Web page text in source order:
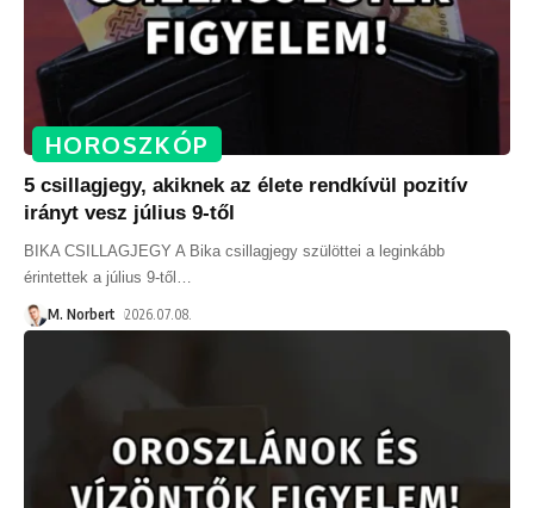
HOROSZKÓP
5 csillagjegy, akiknek az élete rendkívül pozitív
irányt vesz július 9-től
BIKA CSILLAGJEGY A Bika csillagjegy szülöttei a leginkább
érintettek a július 9-től …
M. Norbert 2026.07.08.